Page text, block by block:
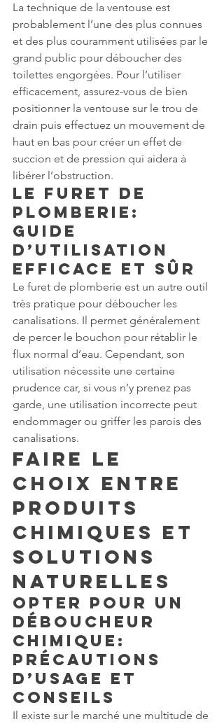
La technique de la ventouse est
probablement l’une des plus connues
et des plus couramment utilisées par le
grand public pour déboucher des
toilettes engorgées. Pour l’utiliser
efficacement, assurez-vous de bien
positionner la ventouse sur le trou de
drain puis effectuez un mouvement de
haut en bas pour créer un effet de
succion et de pression qui aidera à
libérer l’obstruction.
Le Furet de
Plomberie:
Guide
d’Utilisation
Efficace et Sûr
Le furet de plomberie est un autre outil
très pratique pour déboucher les
canalisations. Il permet généralement
de percer le bouchon pour rétablir le
flux normal d’eau. Cependant, son
utilisation nécessite une certaine
prudence car, si vous n’y prenez pas
garde, une utilisation incorrecte peut
endommager ou griffer les parois des
canalisations.
Faire le
Choix entre
Produits
Chimiques et
Solutions
Naturelles
Opter Pour Un
Déboucheur
Chimique:
Précautions
d’Usage et
Conseils
Il existe sur le marché une multitude de